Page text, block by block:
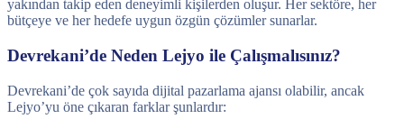
yakından takip eden deneyimli kişilerden oluşur. Her sektöre, her
bütçeye ve her hedefe uygun özgün çözümler sunarlar.
Devrekani’de Neden Lejyo ile Çalışmalısınız?
Devrekani’de çok sayıda dijital pazarlama ajansı olabilir, ancak
Lejyo’yu öne çıkaran farklar şunlardır: